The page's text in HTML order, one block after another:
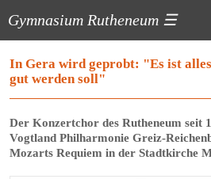
Gymnasium Rutheneum ☰
In Gera wird geprobt: "Es ist alles
gut werden soll"
Der Konzertchor des Rutheneum seit
Vogtland Philharmonie Greiz-
Mozarts Requiem in der Stadtkirche